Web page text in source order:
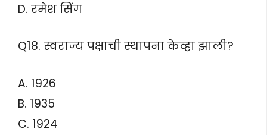
D. रमेश सिंग
Q18. स्वराज्य पक्षाची स्थापना केव्हा झाली?
A. 1926
B. 1935
C. 1924